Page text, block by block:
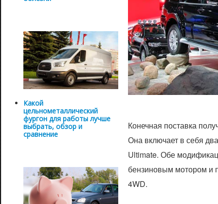
Какой
цельнометаллический
фургон для работы лучше
выбрать, обзор и
сравнение
Конечная поставка
Она включает в себя
Ultimate. Обе
бензиновым мотором и
4WD.